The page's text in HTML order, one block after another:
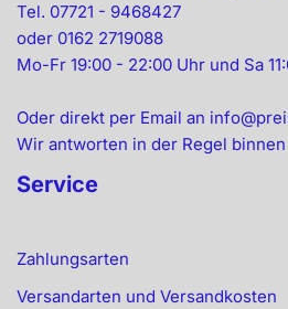
Tel. 07721 - 9468427
oder 0162 2719088
Mo-Fr 19:00 - 22:00 Uhr und Sa
Oder direkt per Email an
Wir antworten in der Regel
Service
Zahlungsarten
Versandarten und Versandkosten